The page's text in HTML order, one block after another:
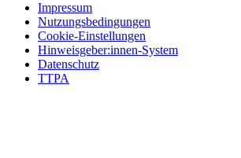
Impressum
Nutzungsbedingungen
Cookie-Einstellungen
Hinweisgeber:innen-System
Datenschutz
TTPA